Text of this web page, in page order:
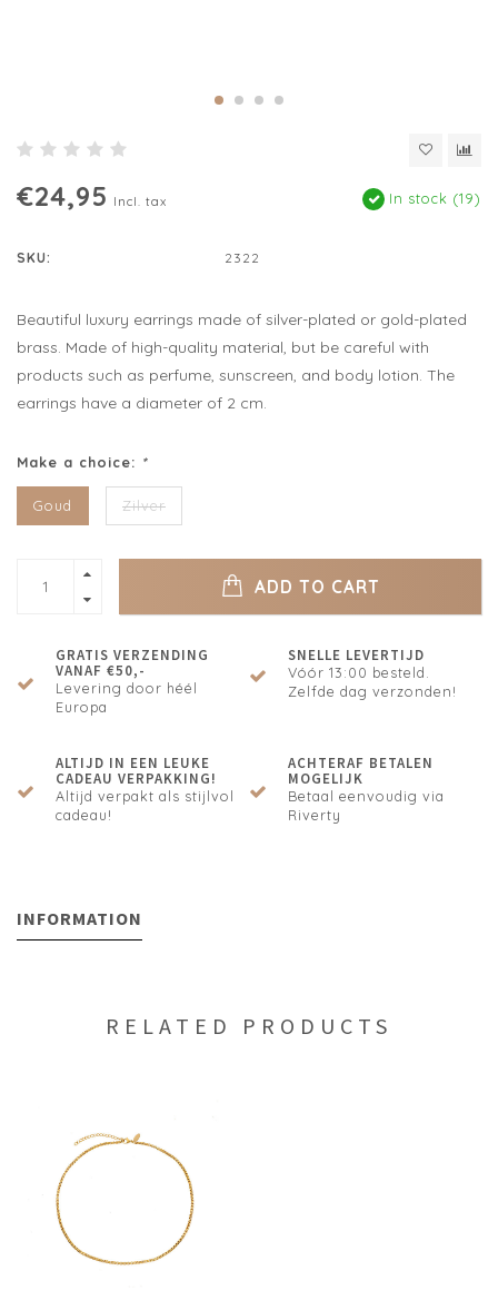
€24,95 Incl. tax In stock (19)
SKU: 2322
Beautiful luxury earrings made of silver-plated or gold-plated
brass. Made of high-quality material, but be careful with
products such as perfume, sunscreen, and body lotion. The
earrings have a diameter of 2 cm.
Make a choice: *
Goud Zilver
ADD TO CART
GRATIS VERZENDING
VANAF €50,-
Levering door héél
Europa
SNELLE LEVERTIJD
Vóór 13:00 besteld.
Zelfde dag verzonden!
ALTIJD IN EEN LEUKE
CADEAU VERPAKKING!
Altijd verpakt als stijlvol
cadeau!
ACHTERAF BETALEN
MOGELIJK
Betaal eenvoudig via
Riverty
INFORMATION
RELATED PRODUCTS